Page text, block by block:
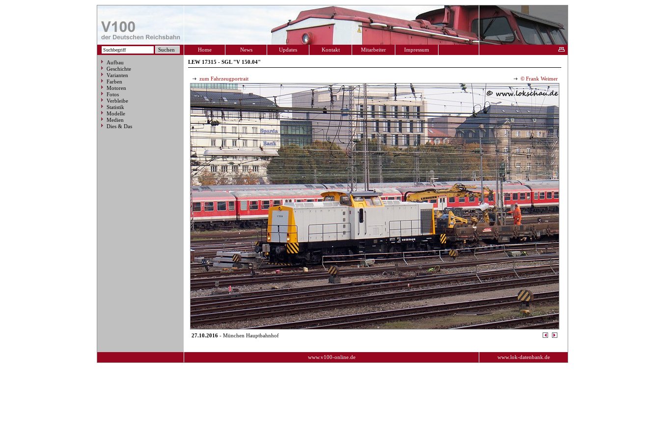
Home News Updates Kontakt Mitarbeiter Impressum
Aufbau
Geschichte
Varianten
Farben
Motoren
Fotos
Verbleibe
Statistik
Modelle
Medien
Dies & Das
LEW 17315 - SGL "V 150.04"
zum Fahrzeugportrait © Frank Weimer
27.10.2016 - München Hauptbahnhof
www.v100-online.de www.lok-datenbank.de